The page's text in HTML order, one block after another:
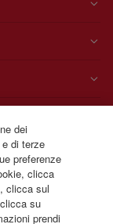
Dal lunedì
spagnolo).
dei
di terze
preferenze
clicca
clicca sul
su
prendi